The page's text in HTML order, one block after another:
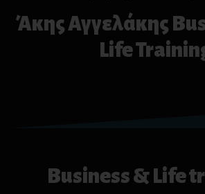
Άκης Αγγελάκης
Life
Business & Life